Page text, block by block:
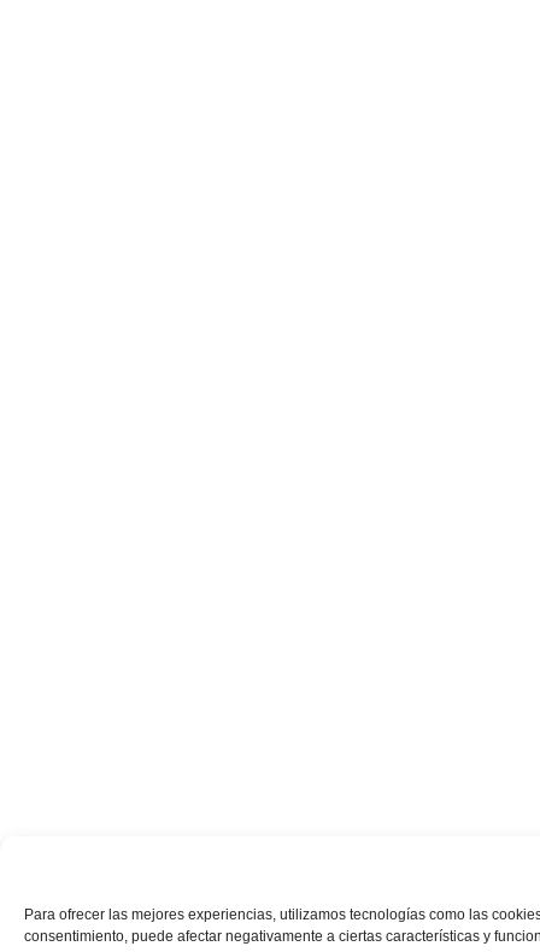
Para ofrecer las mejores experiencias, utilizamos tecnologías como las
consentimiento, puede afectar negativamente a ciertas características y